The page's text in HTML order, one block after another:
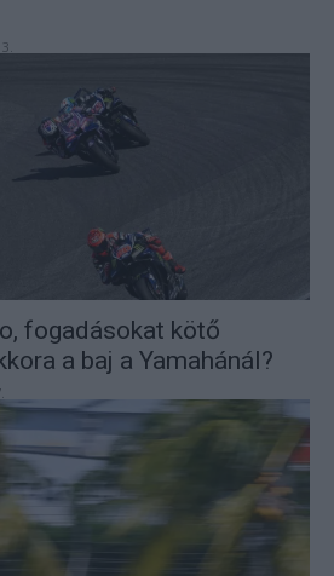
fogadásokat kötő
a baj a Yamahánál?